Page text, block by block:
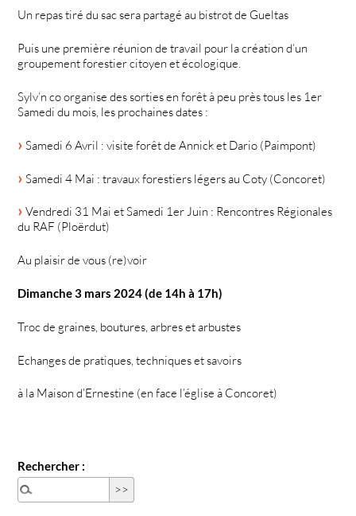
Un repas tiré du sac sera partagé au bistrot de Gueltas
Puis une première réunion de travail pour la création d’un
groupement forestier citoyen et écologique.
Sylv’n co organise des sorties en forêt à peu près tous les 1er
Samedi du mois, les prochaines dates :
Samedi 6 Avril : visite forêt de Annick et Dario (Paimpont)
Samedi 4 Mai : travaux forestiers légers au Coty (Concoret)
Vendredi 31 Mai et Samedi 1er Juin : Rencontres Régionales
du RAF (Ploërdut)
Au plaisir de vous (re)voir
Dimanche 3 mars 2024 (de 14h à 17h)
Troc de graines, boutures, arbres et arbustes
Echanges de pratiques, techniques et savoirs
à la Maison d’Ernestine (en face l’église à Concoret)
Rechercher :